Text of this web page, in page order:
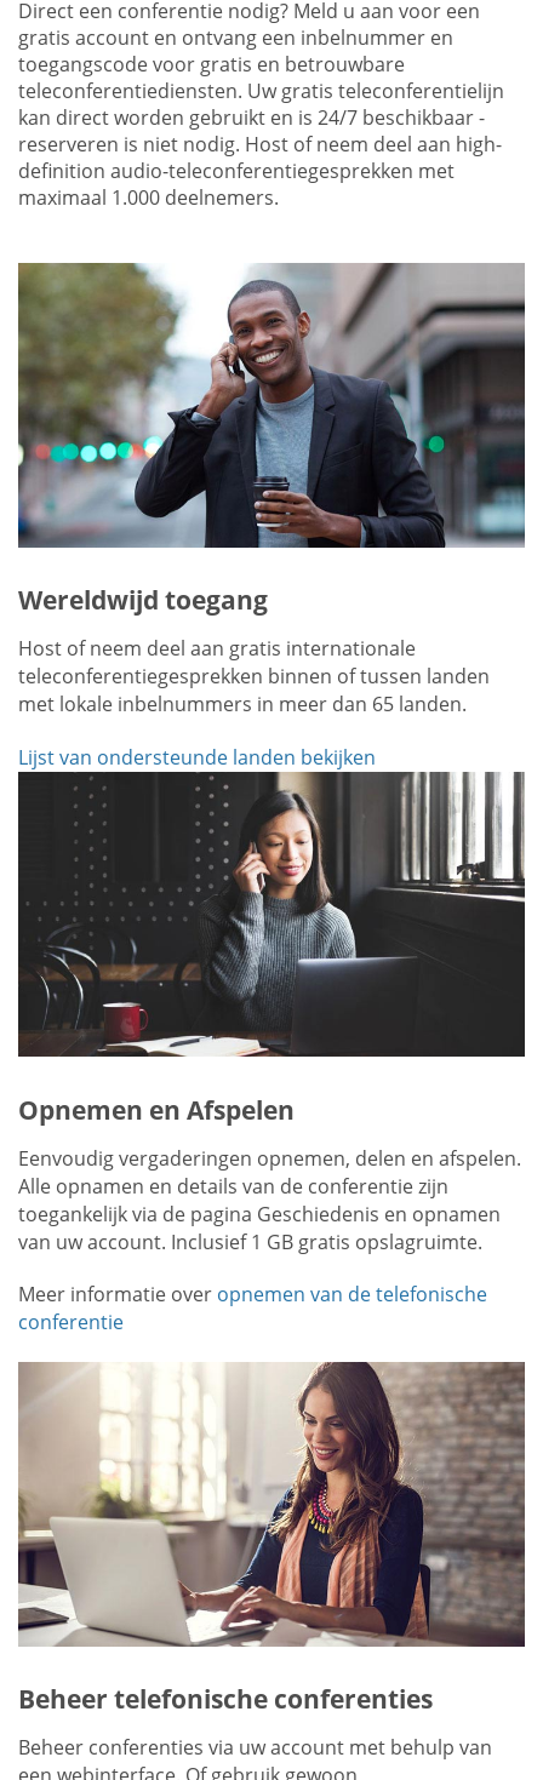
Direct een conferentie nodig? Meld u aan voor een
gratis account en ontvang een inbelnummer en
toegangscode voor gratis en betrouwbare
teleconferentiediensten. Uw gratis teleconferentielijn
kan direct worden gebruikt en is 24/7 beschikbaar -
reserveren is niet nodig. Host of neem deel aan high-
definition audio-teleconferentiegesprekken met
maximaal 1.000 deelnemers.
Wereldwijd toegang
Host of neem deel aan gratis internationale
teleconferentiegesprekken binnen of tussen landen
met lokale inbelnummers in meer dan 65 landen.
Lijst van ondersteunde landen bekijken
Opnemen en Afspelen
Eenvoudig vergaderingen opnemen, delen en afspelen.
Alle opnamen en details van de conferentie zijn
toegankelijk via de pagina Geschiedenis en opnamen
van uw account. Inclusief 1 GB gratis opslagruimte.
Meer informatie over opnemen van de telefonische
conferentie
Beheer telefonische conferenties
Beheer conferenties via uw account met behulp van